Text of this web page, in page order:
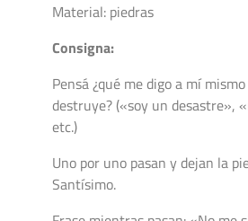
Material: piedras
Consigna:
Pensá ¿qué me digo a mí
destruye? («soy un desastre»,
etc.)
Uno por uno pasan y dejan la
Santísimo.